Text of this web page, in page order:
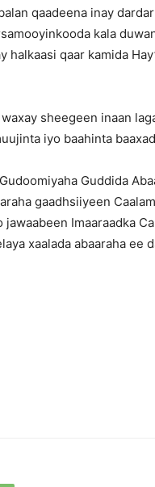
qaadeena inay
kala
halkaasi qaar kamida
sheegeen inaan
iyo baahinta
Guddida
gaadhsiiyeen
jawaabeen Imaaraadka
xaalada abaaraha ee